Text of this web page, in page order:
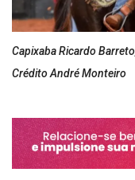
Capixaba Ricardo
Crédito André Monteiro